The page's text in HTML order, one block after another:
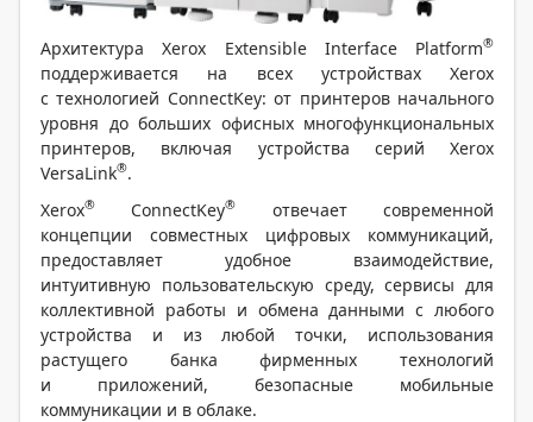
Архитектура Xerox Extensible Interface Platform®
поддерживается на всех устройствах Xerox
с технологией ConnectKey: от принтеров начального
уровня до больших офисных многофункциональных
принтеров, включая устройства серий Xerox
VersaLink®.
Xerox® ConnectKey®
отвечает современной
концепции совместных цифровых коммуникаций,
предоставляет удобное взаимодействие,
интуитивную пользовательскую среду, сервисы для
коллективной работы и обмена данными с любого
устройства и из любой точки, использования
растущего банка фирменных технологий
и приложений, безопасные мобильные
коммуникации и в облаке.